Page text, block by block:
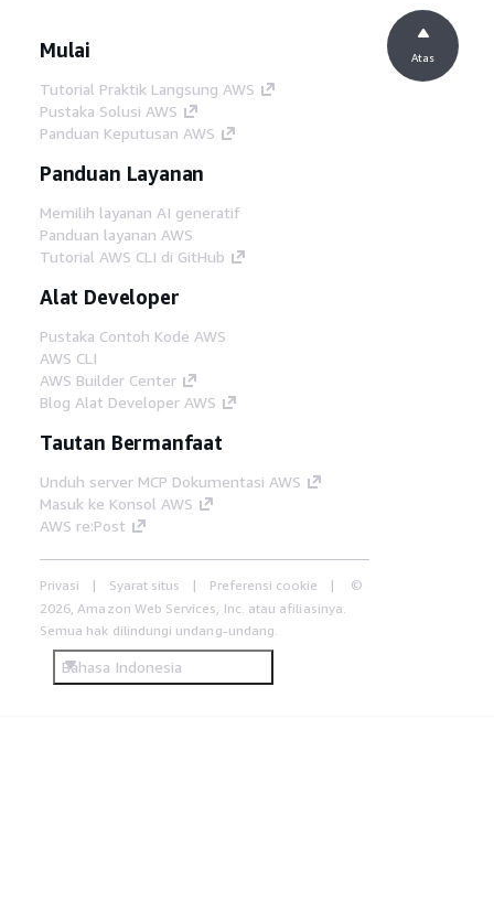
Mulai
Tutorial Praktik Langsung AWS
Pustaka Solusi AWS
Panduan Keputusan AWS
Panduan Layanan
Memilih layanan AI generatif
Panduan layanan AWS
Tutorial AWS CLI di GitHub
Alat Developer
Pustaka Contoh Kode AWS
AWS CLI
AWS Builder Center
Blog Alat Developer AWS
Tautan Bermanfaat
Unduh server MCP Dokumentasi AWS
Masuk ke Konsol AWS
AWS re:Post
Privasi Syarat situs Preferensi cookie
©
2026, Amazon Web Services, Inc. atau afiliasinya.
Semua hak dilindungi undang-undang.
Bahasa Indonesia
Atas